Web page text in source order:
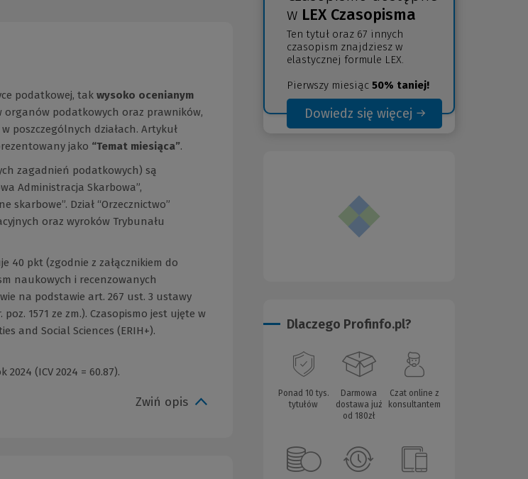
podatkowej, tak wysoko ocenianym
organów podatkowych oraz prawników,
poszczególnych działach. Artykuł
jako “Temat miesiąca”.
zagadnień podatkowych) są
Administracja Skarbowa”,
skarbowe”. Dział “Orzecznictwo”
oraz wyroków Trybunału
40 pkt (zgodnie z załącznikiem do
naukowych i recenzowanych
na podstawie art. 267 ust. 3 ustawy
1571 ze zm.). Czasopismo jest ujęte w
and Social Sciences (ERIH+).
(ICV 2024 = 60.87).
Zwiń opis
w LEX Czasopisma
Ten tytuł oraz 67 innych
czasopism znajdziesz w
elastycznej formule LEX.
Pierwszy miesiąc 50% taniej!
Dowiedz się więcej
(Nowe
(Link
Dlaczego Profinfo.pl?
Ponad 10 tys.
tytułów
Darmowa
dostawa już
od 180zł
Czat online z
konsultantem